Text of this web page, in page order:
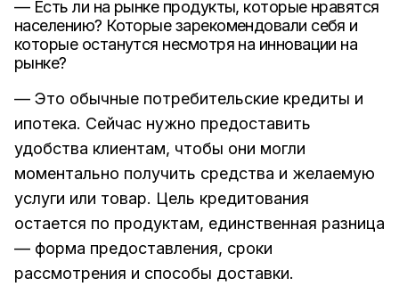
— Есть ли на рынке продукты, которые нравятся
населению? Которые зарекомендовали себя и
которые останутся несмотря на инновации на
рынке?
— Это обычные потребительские кредиты и
ипотека. Сейчас нужно предоставить
удобства клиентам, чтобы они могли
моментально получить средства и желаемую
услуги или товар. Цель кредитования
остается по продуктам, единственная разница
— форма предоставления, сроки
рассмотрения и способы доставки.